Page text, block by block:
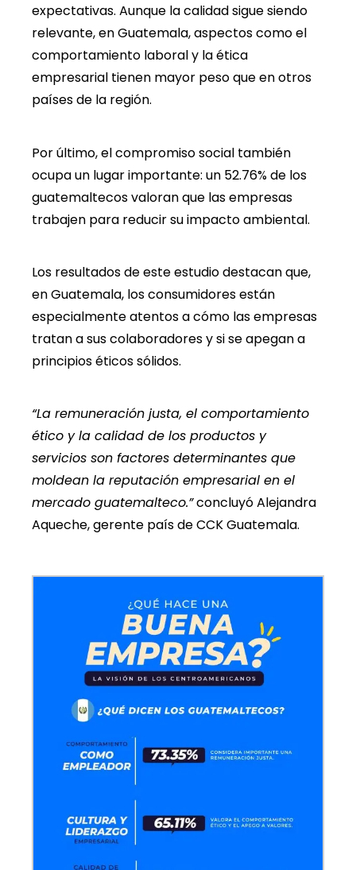
expectativas. Aunque la calidad sigue siendo
relevante, en Guatemala, aspectos como el
comportamiento laboral y la ética
empresarial tienen mayor peso que en otros
países de la región.
Por último, el compromiso social también
ocupa un lugar importante: un 52.76% de los
guatemaltecos valoran que las empresas
trabajen para reducir su impacto ambiental.
Los resultados de este estudio destacan que,
en Guatemala, los consumidores están
especialmente atentos a cómo las empresas
tratan a sus colaboradores y si se apegan a
principios éticos sólidos.
“La remuneración justa, el comportamiento
ético y la calidad de los productos y
servicios son factores determinantes que
moldean la reputación empresarial en el
mercado guatemalteco.”concluyó Alejandra
Aqueche, gerente país de CCK Guatemala.